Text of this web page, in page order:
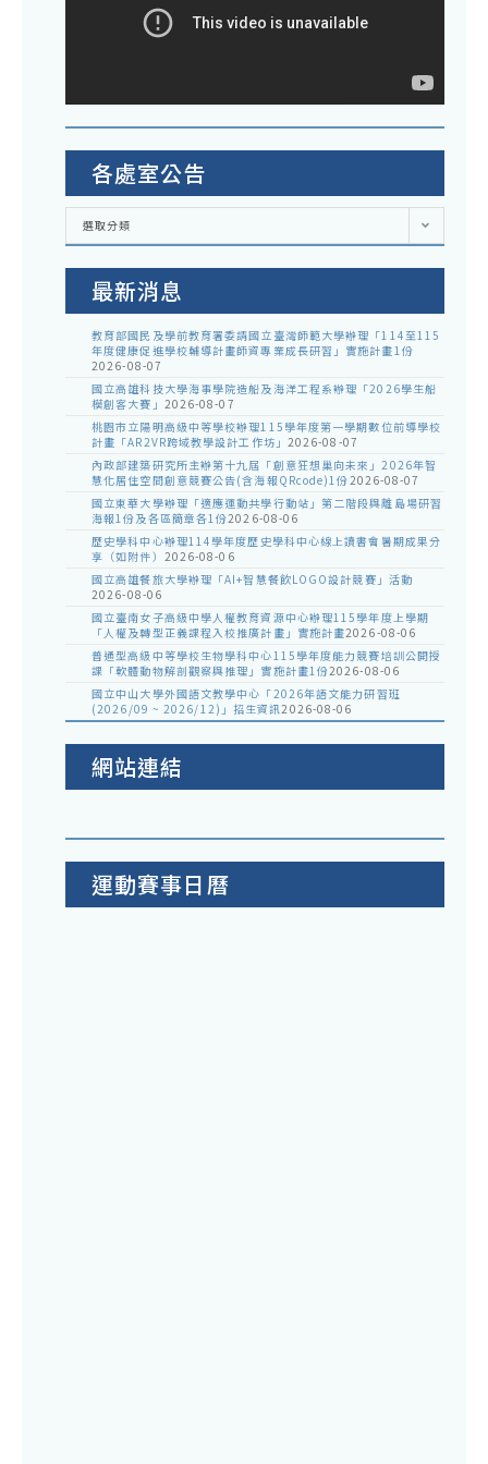
各處室公告
各
室
選取分類
最新消息
教育部國民及學前教育署委請國立臺灣師範大學辦理「114至115
年度健康促進學校輔導計畫師資專業成長研習」實施計畫1份
2026-08-07
國立高雄科技大學海事學院造船及海洋工程系辦理「2026學生船
模創客大賽」 2026-08-07
桃園市立陽明高級中等學校辦理115學年度第一學期數位前導學校
計畫「AR2VR跨域教學設計工作坊」 2026-08-07
內政部建築研究所主辦第十九屆「創意狂想巢向未來」2026年智
慧化居住空間創意競賽公告(含海報QRcode)1份2026-08-07
國立東華大學辦理「適應運動共學行動站」第二階段與離島場研習
海報1份及各區簡章各1份2026-08-06
歷史學科中心辦理114學年度歷史學科中心線上讀書會暑期成果分
享（如附件） 2026-08-06
國立高雄餐旅大學辦理「AI+智慧餐飲LOGO設計競賽」活動
2026-08-06
國立臺南女子高級中學人權教育資源中心辦理115學年度上學期
「人權及轉型正義課程入校推廣計畫」實施計畫2026-08-06
普通型高級中等學校生物學科中心115學年度能力競賽培訓公開授
課「軟體動物解剖觀察與推理」實施計畫1份2026-08-06
國立中山大學外國語文教學中心「2026年語文能力研習班
(2026/09 ~ 2026/12)」招生資訊2026-08-06
網站連結
運動賽事日曆